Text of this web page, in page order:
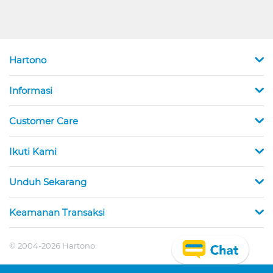
Hartono
Informasi
Customer Care
Ikuti Kami
Unduh Sekarang
Keamanan Transaksi
© 2004-2026 Hartono.